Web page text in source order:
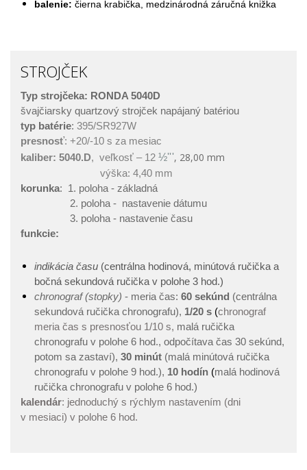
balenie: čierna krabička, medzinárodná záručná knižka
STROJČEK
Typ strojčeka: RONDA 5040D
švajčiarsky quartzový strojček napájaný batériou
typ batérie: 395/SR927W
presnosť: +20/-10 s za mesiac
kaliber: 5040.D, veľkosť – 12 ½''', 28,00 mm
výška: 4,40 mm
korunka: 1. poloha - základná
2. poloha - nastavenie dátumu
3. poloha - nastavenie času
funkcie:
indikácia času (centrálna hodinová, minútová ručička a
bočná sekundová ručička v polohe 3 hod.)
chronograf (stopky) - meria čas: 60 sekúnd (centrálna
sekundová ručička chronografu), 1/20 s (chronograf
meria čas s presnosťou 1/10 s, malá ručička
chronografu v polohe 6 hod., odpočítava čas 30 sekúnd,
potom sa zastaví), 30 minút (malá minútová ručička
chronografu v polohe 9 hod.), 10 hodín (malá hodinová
ručička chronografu v polohe 6 hod.)
kalendár: jednoduchý s rýchlym nastavením (dni
v mesiaci) v polohe 6 hod.